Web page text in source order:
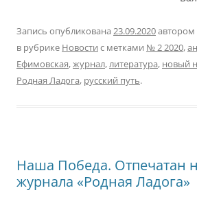
Запись опубликована 23.09.2020автором
в рубрике Новости с метками № 2 2020,
Ефимовская,журнал,литература, новый
Родная Ладога, русский путь.
Наша Победа. Отпечатан
журнала «Родная Ладога»